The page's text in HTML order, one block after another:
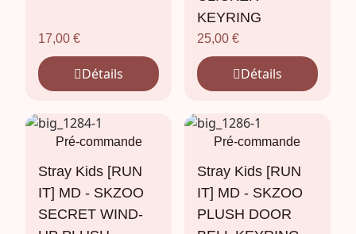
17,00€
Détails
KEYRING
25,00 €
Détails
Pré-commande
Stray Kids [RUN
IT] MD - SKZOO
SECRET WIND-
Pré-commande
Stray Kids [RUN
IT] MD - SKZOO
PLUSH DOOR